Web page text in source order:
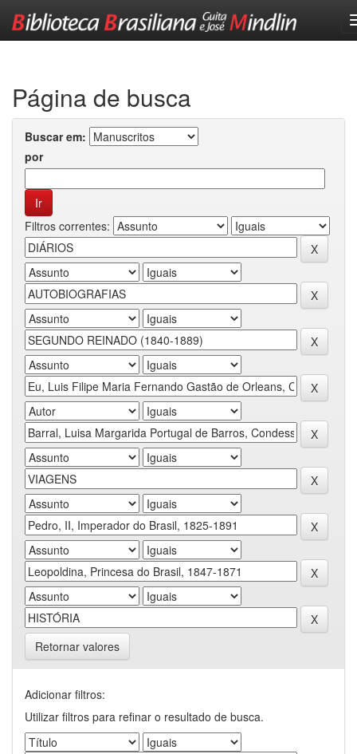
Página de busca
Buscar em:
por
Filtros correntes:
Retornar valores
Adicionar filtros:
Utilizar filtros para refinar o resultado de busca.